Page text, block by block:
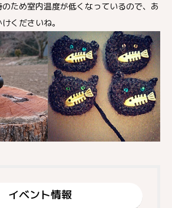
ため室内温度が低くなっているので、あ
くださいね。
イベント情報